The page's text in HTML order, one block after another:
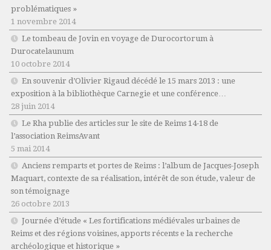
problématiques »
1 novembre 2014
Le tombeau de Jovin en voyage de Durocortorum à
Durocatelaunum
10 octobre 2014
En souvenir d’Olivier Rigaud décédé le 15 mars 2013 : une
exposition à la bibliothèque Carnegie et une conférence…
28 juin 2014
Le Rha publie des articles sur le site de Reims 14-18 de
l’association ReimsAvant
5 mai 2014
Anciens remparts et portes de Reims : l’album de Jacques-Joseph
Maquart, contexte de sa réalisation, intérêt de son étude, valeur de
son témoignage
26 octobre 2013
Journée d’étude « Les fortifications médiévales urbaines de
Reims et des régions voisines, apports récents e la recherche
archéologique et historique »